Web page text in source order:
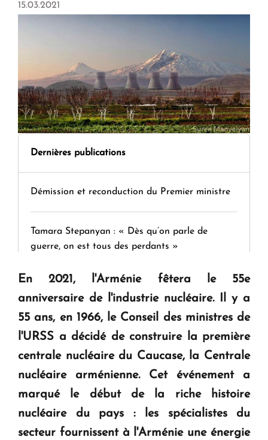
15.03.2021
Dernières publications
Démission et reconduction du Premier ministre
Tamara Stepanyan : « Dès qu’on parle de
guerre, on est tous des perdants »
" Tant qu'il n'existe pas d'alternative concrète, la
question d'un référendum ne se pose pas. "
KASA : 30 ans d'audace, de résilience et d'avenir
en Arménie
Le premier hôtel Hyatt Regency d'Arménie
ouvrira ses portes à Dilijan
En 2021, l'Arménie fêtera le 55e
anniversaire de l'industrie nucléaire. Il y a
55 ans, en 1966, le Conseil des ministres de
l'URSS a décidé de construire la première
centrale nucléaire du Caucase, la Centrale
nucléaire arménienne. Cet événement a
marqué le début de la riche histoire
nucléaire du pays : les spécialistes du
secteur fournissent à l'Arménie une énergie